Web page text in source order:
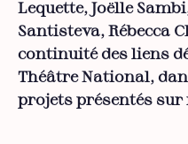
Lequette, Joëlle
Santisteva, Rébecca
continuité des liens
Théâtre National,
projets présentés sur